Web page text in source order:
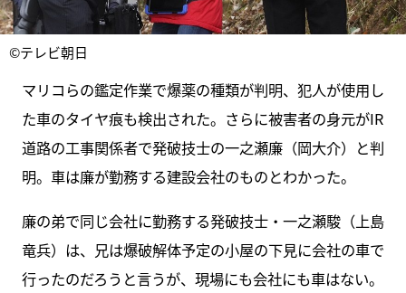
©テレビ朝日
マリコらの鑑定作業で爆薬の種類が判明、犯人が使用し
た車のタイヤ痕も検出された。さらに被害者の身元がIR
道路の工事関係者で発破技士の一之瀬廉（岡大介）と判
明。車は廉が勤務する建設会社のものとわかった。
廉の弟で同じ会社に勤務する発破技士・一之瀬駿（上島
竜兵）は、兄は爆破解体予定の小屋の下見に会社の車で
行ったのだろうと言うが、現場にも会社にも車はない。